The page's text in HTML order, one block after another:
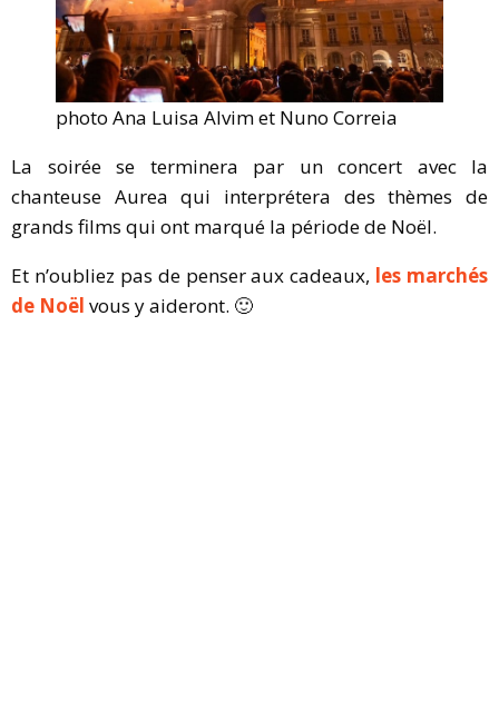
photo Ana Luisa Alvim et Nuno Correia
La soirée se terminera par un concert avec la
chanteuse Aurea qui interprétera des thèmes de
grands films qui ont marqué la période de Noël.
Et n’oubliez pas de penser aux cadeaux, les marchés
de Noël vous y aideront. 🙂